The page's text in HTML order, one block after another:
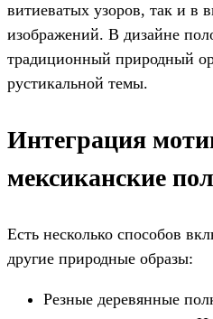
витиеватых узоров, так и в
изображений. В дизайне
традиционный природный
рустикальной темы.
Интеграция
мексиканские
Есть несколько способов
другие природные образы:
Резные деревянные